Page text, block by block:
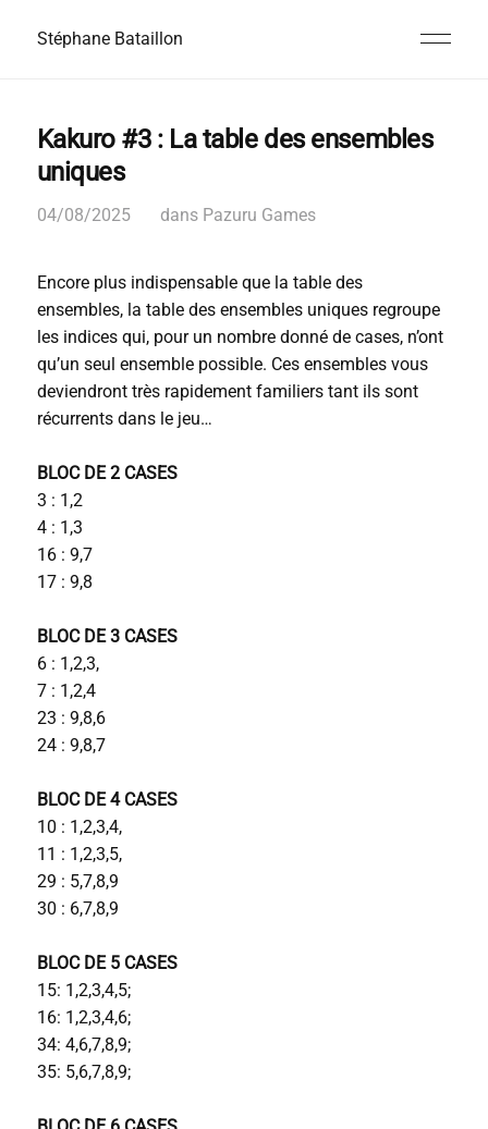
Stéphane Bataillon
Kakuro #3 : La table des ensembles
uniques
04/08/2025 dans Pazuru Games
Encore plus indispensable que la table des
ensembles, la table des ensembles uniques regroupe
les indices qui, pour un nombre donné de cases, n’ont
qu’un seul ensemble possible. Ces ensembles vous
deviendront très rapidement familiers tant ils sont
récurrents dans le jeu…
BLOC DE 2 CASES
3 : 1,2
4 : 1,3
16 : 9,7
17 : 9,8
BLOC DE 3 CASES
6 : 1,2,3,
7 : 1,2,4
23 : 9,8,6
24 : 9,8,7
BLOC DE 4 CASES
10 : 1,2,3,4,
11 : 1,2,3,5,
29 : 5,7,8,9
30 : 6,7,8,9
BLOC DE 5 CASES
15: 1,2,3,4,5;
16: 1,2,3,4,6;
34: 4,6,7,8,9;
35: 5,6,7,8,9;